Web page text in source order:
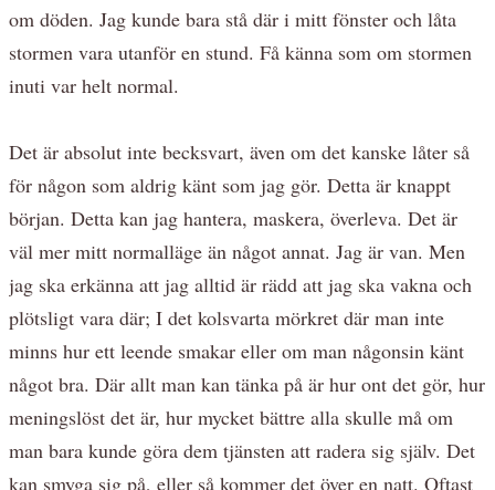
om döden. Jag kunde bara stå där i mitt fönster och låta
stormen vara utanför en stund. Få känna som om stormen
inuti var helt normal.
Det är absolut inte becksvart, även om det kanske låter så
för någon som aldrig känt som jag gör. Detta är knappt
början. Detta kan jag hantera, maskera, överleva. Det är
väl mer mitt normalläge än något annat. Jag är van. Men
jag ska erkänna att jag alltid är rädd att jag ska vakna och
plötsligt vara där; I det kolsvarta mörkret där man inte
minns hur ett leende smakar eller om man någonsin känt
något bra. Där allt man kan tänka på är hur ont det gör, hur
meningslöst det är, hur mycket bättre alla skulle må om
man bara kunde göra dem tjänsten att radera sig själv. Det
kan smyga sig på, eller så kommer det över en natt. Oftast